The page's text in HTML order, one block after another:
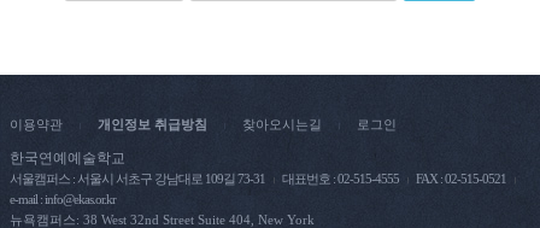
이용약관 개인정보 취급방침 찾아오시는길 로그인
한국연예예술학교
서울캠퍼스 : 서울시 서초구 강남대로 109길 73-31 대표번호 : 02-515-4555
FAX : 02-515-0521
e-mail : info@ekas.or.kr
뉴욕캠퍼스: 38 West 32nd Street Suite 404, New York